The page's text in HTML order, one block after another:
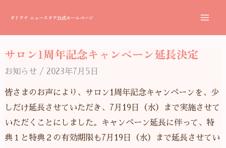
を
ス
キ
プ
ダイアナ ニュースタア公式ホームページ
サロン1周年記念キャンペーン延長決定
お知らせ/ 2023年7月5日
皆さまのお声により、サロン1周年記念キャンペーンを、少
しだけ延長させていただき、7月19日（水）まで実施させて
いただくことにしました。キャンペーン延長に伴って、特
典１と特典２の有効期限も7月19日（水）まで延長させてい
投
稿